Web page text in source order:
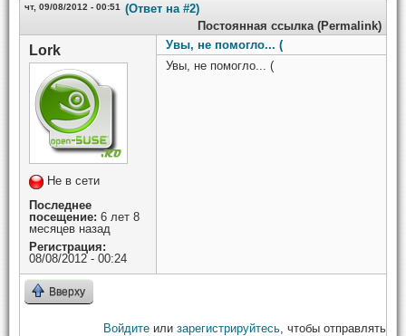
чт, 09/08/2012 - 00:51
(Ответ на #2)
Постоянная ссылка (Permalink)
Lork
Не в сети
Последнее
посещение: 6 лет 8
месяцев назад
Регистрация:
08/08/2012 - 00:24
Увы, не помогло... (
Увы, не помогло... (
Вверху
Войдите или зарегистрируйтесь , чтобы отправлять